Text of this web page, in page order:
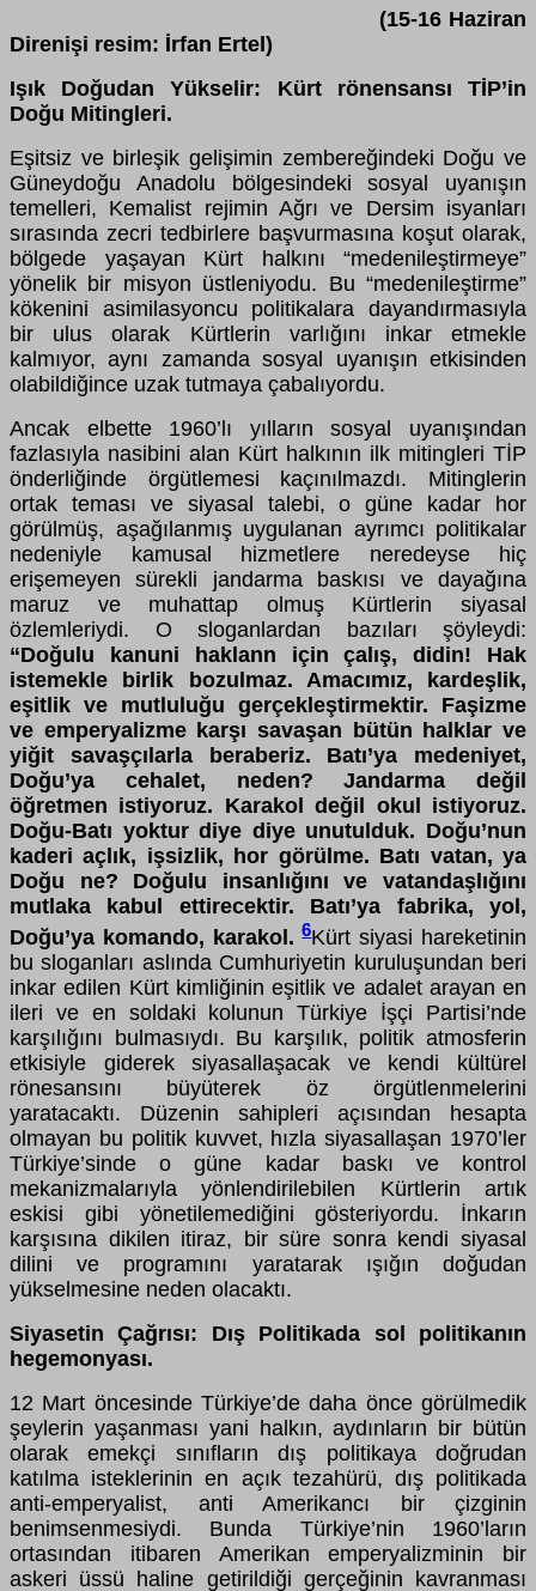
(15-16 Haziran
Direnişi resim: İrfan Ertel)
Işık Doğudan Yükselir: Kürt rönensansı TİP’in
Doğu Mitingleri.
Eşitsiz ve birleşik gelişimin zembereğindeki Doğu ve
Güneydoğu Anadolu bölgesindeki sosyal uyanışın
temelleri, Kemalist rejimin Ağrı ve Dersim isyanları
sırasında zecri tedbirlere başvurmasına koşut olarak,
bölgede yaşayan Kürt halkını “medenileştirmeye”
yönelik bir misyon üstleniyodu. Bu “medenileştirme”
kökenini asimilasyoncu politikalara dayandırmasıyla
bir ulus olarak Kürtlerin varlığını inkar etmekle
kalmıyor, aynı zamanda sosyal uyanışın etkisinden
olabildiğince uzak tutmaya çabalıyordu.
Ancak elbette 1960’lı yılların sosyal uyanışından
fazlasıyla nasibini alan Kürt halkının ilk mitingleri TİP
önderliğinde örgütlemesi kaçınılmazdı. Mitinglerin
ortak teması ve siyasal talebi, o güne kadar hor
görülmüş, aşağılanmış uygulanan ayrımcı politikalar
nedeniyle kamusal hizmetlere neredeyse hiç
erişemeyen sürekli jandarma baskısı ve dayağına
maruz ve muhattap olmuş Kürtlerin siyasal
özlemleriydi. O sloganlardan bazıları şöyleydi:
“Doğulu kanuni haklann için çalış, didin! Hak
istemekle birlik bozulmaz. Amacımız, kardeşlik,
eşitlik ve mutluluğu gerçekleştirmektir. Faşizme
ve emperyalizme karşı savaşan bütün halklar ve
yiğit savaşçılarla beraberiz. Batı’ya medeniyet,
Doğu’ya cehalet, neden? Jandarma değil
öğretmen istiyoruz. Karakol değil okul istiyoruz.
Doğu-Batı yoktur diye diye unutulduk. Doğu’nun
kaderi açlık, işsizlik, hor görülme. Batı vatan, ya
Doğu ne? Doğulu insanlığını ve vatandaşlığını
mutlaka kabul ettirecektir. Batı’ya fabrika, yol,
Doğu’ya komando, karakol.6Kürt siyasi hareketinin
bu sloganları aslında Cumhuriyetin kuruluşundan beri
inkar edilen Kürt kimliğinin eşitlik ve adalet arayan en
ileri ve en soldaki kolunun Türkiye İşçi Partisi’nde
karşılığını bulmasıydı. Bu karşılık, politik atmosferin
etkisiyle giderek siyasallaşacak ve kendi kültürel
rönesansını büyüterek öz örgütlenmelerini
yaratacaktı. Düzenin sahipleri açısından hesapta
olmayan bu politik kuvvet, hızla siyasallaşan 1970’ler
Türkiye’sinde o güne kadar baskı ve kontrol
mekanizmalarıyla yönlendirilebilen Kürtlerin artık
eskisi gibi yönetilemediğini gösteriyordu. İnkarın
karşısına dikilen itiraz, bir süre sonra kendi siyasal
dilini ve programını yaratarak ışığın doğudan
yükselmesine neden olacaktı.
Siyasetin Çağrısı: Dış Politikada sol politikanın
hegemonyası.
12 Mart öncesinde Türkiye’de daha önce görülmedik
şeylerin yaşanması yani halkın, aydınların bir bütün
olarak emekçi sınıfların dış politikaya doğrudan
katılma isteklerinin en açık tezahürü, dış politikada
anti-emperyalist, anti Amerikancı bir çizginin
benimsenmesiydi. Bunda Türkiye’nin 1960’ların
ortasından itibaren Amerikan emperyalizminin bir
askeri üssü haline getirildiği gerçeğinin kavranması